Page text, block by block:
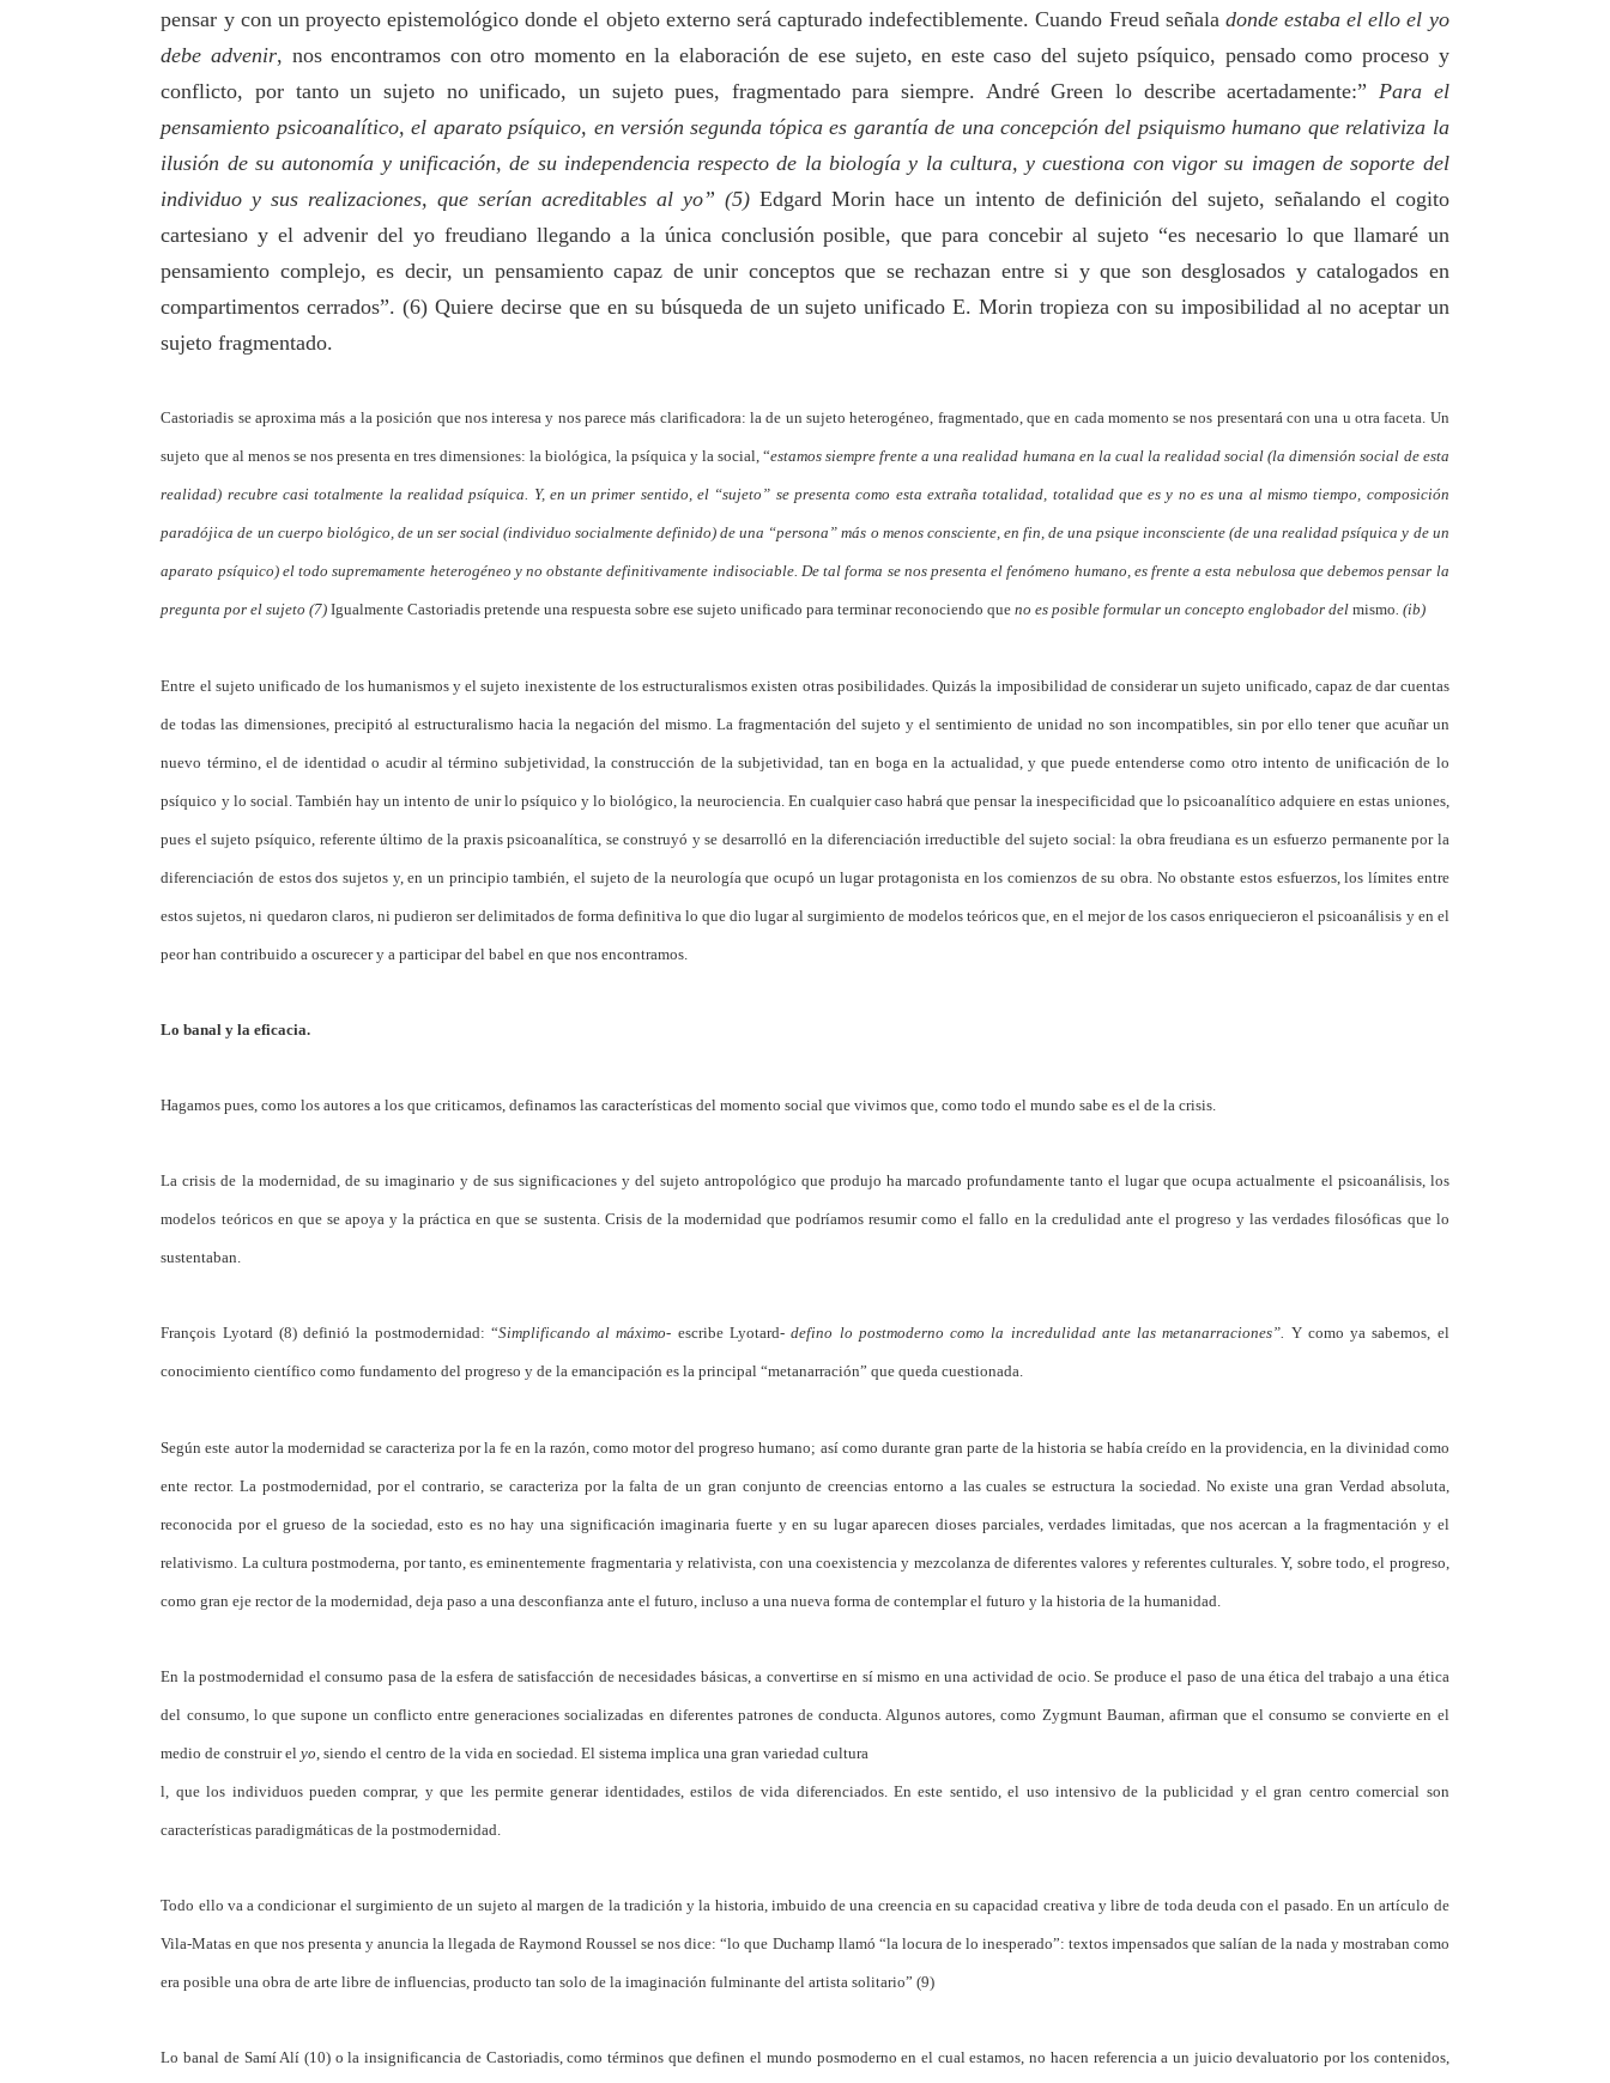
pensar y con un proyecto epistemológico donde el objeto externo será capturado indefectiblemente. Cuando Freud señala donde estaba el ello el yo
debe advenir, nos encontramos con otro momento en la elaboración de ese sujeto, en este caso del sujeto psíquico, pensado como proceso y
conflicto, por tanto un sujeto no unificado, un sujeto pues, fragmentado para siempre. André Green lo describe acertadamente:” Para el
pensamiento psicoanalítico, el aparato psíquico, en versión segunda tópica es garantía de una concepción del psiquismo humano que relativiza la
ilusión de su autonomía y unificación, de su independencia respecto de la biología y la cultura, y cuestiona con vigor su imagen de soporte del
individuo y sus realizaciones, que serían acreditables al yo” (5) Edgard Morin hace un intento de definición del sujeto, señalando el cogito
cartesiano y el advenir del yo freudiano llegando a la única conclusión posible, que para concebir al sujeto “es necesario lo que llamaré un
pensamiento complejo, es decir, un pensamiento capaz de unir conceptos que se rechazan entre si y que son desglosados y catalogados en
compartimentos cerrados”. (6) Quiere decirse que en su búsqueda de un sujeto unificado E. Morin tropieza con su imposibilidad al no aceptar un
sujeto fragmentado.
Castoriadis se aproxima más a la posición que nos interesa y nos parece más clarificadora: la de un sujeto heterogéneo, fragmentado, que en cada momento se nos presentará con una u otra faceta. Un
sujeto que al menos se nos presenta en tres dimensiones: la biológica, la psíquica y la social, “estamos siempre frente a una realidad humana en la cual la realidad social (la dimensión social de esta
realidad) recubre casi totalmente la realidad psíquica. Y, en un primer sentido, el “sujeto” se presenta como esta extraña totalidad, totalidad que es y no es una al mismo tiempo, composición
paradójica de un cuerpo biológico, de un ser social (individuo socialmente definido) de una “persona” más o menos consciente, en fin, de una psique inconsciente (de una realidad psíquica y de un
aparato psíquico) el todo supremamente heterogéneo y no obstante definitivamente indisociable. De tal forma se nos presenta el fenómeno humano, es frente a esta nebulosa que debemos pensar la
pregunta por el sujeto (7)Igualmente Castoriadis pretende una respuesta sobre ese sujeto unificado para terminar reconociendo queno es posible formular un concepto englobador delmismo. (ib)
Entre el sujeto unificado de los humanismos y el sujeto inexistente de los estructuralismos existen otras posibilidades. Quizás la imposibilidad de considerar un sujeto unificado, capaz de dar cuentas
de todas las dimensiones, precipitó al estructuralismo hacia la negación del mismo. La fragmentación del sujeto y el sentimiento de unidad no son incompatibles, sin por ello tener que acuñar un
nuevo término, el de identidad o acudir al término subjetividad, la construcción de la subjetividad, tan en boga en la actualidad, y que puede entenderse como otro intento de unificación de lo
psíquico y lo social. También hay un intento de unir lo psíquico y lo biológico, la neurociencia. En cualquier caso habrá que pensar la inespecificidad que lo psicoanalítico adquiere en estas uniones,
pues el sujeto psíquico, referente último de la praxis psicoanalítica, se construyó y se desarrolló en la diferenciación irreductible del sujeto social: la obra freudiana es un esfuerzo permanente por la
diferenciación de estos dos sujetos y, en un principio también, el sujeto de la neurología que ocupó un lugar protagonista en los comienzos de su obra. No obstante estos esfuerzos, los límites entre
estos sujetos, ni quedaron claros, ni pudieron ser delimitados de forma definitiva lo que dio lugar al surgimiento de modelos teóricos que, en el mejor de los casos enriquecieron el psicoanálisis y en el
peor han contribuido a oscurecer y a participar del babel en que nos encontramos.
Lo banal y la eficacia.
Hagamos pues, como los autores a los que criticamos, definamos las características del momento social que vivimos que, como todo el mundo sabe es el de la crisis.
La crisis de la modernidad, de su imaginario y de sus significaciones y del sujeto antropológico que produjo ha marcado profundamente tanto el lugar que ocupa actualmente el psicoanálisis, los
modelos teóricos en que se apoya y la práctica en que se sustenta. Crisis de la modernidad que podríamos resumir como el fallo en la credulidad ante el progreso y las verdades filosóficas que lo
sustentaban.
François Lyotard (8) definió la postmodernidad: “Simplificando al máximo- escribe Lyotard-defino lo postmoderno como la incredulidad ante las metanarraciones”. Y como ya sabemos, el
conocimiento científico como fundamento del progreso y de la emancipación es la principal “metanarración” que queda cuestionada.
Según este autor la modernidad se caracteriza por la fe en la razón, como motor del progreso humano; así como durante gran parte de la historia se había creído en la providencia, en la divinidad como
ente rector. La postmodernidad, por el contrario, se caracteriza por la falta de un gran conjunto de creencias entorno a las cuales se estructura la sociedad. No existe una gran Verdad absoluta,
reconocida por el grueso de la sociedad, esto es no hay una significación imaginaria fuerte y en su lugar aparecen dioses parciales, verdades limitadas, que nos acercan a la fragmentación y el
relativismo. La cultura postmoderna, por tanto, es eminentemente fragmentaria y relativista, con una coexistencia y mezcolanza de diferentes valores y referentes culturales. Y, sobre todo, el progreso,
como gran eje rector de la modernidad, deja paso a una desconfianza ante el futuro, incluso a una nueva forma de contemplar el futuro y la historia de la humanidad.
En la postmodernidad el consumo pasa de la esfera de satisfacción de necesidades básicas, a convertirse en sí mismo en una actividad de ocio. Se produce el paso de una ética del trabajo a una ética
del consumo, lo que supone un conflicto entre generaciones socializadas en diferentes patrones de conducta. Algunos autores, como Zygmunt Bauman, afirman que el consumo se convierte en el
medio de construir elyo , siendo el centro de la vida en sociedad. El sistema implica una gran variedad cultura
l, que los individuos pueden comprar, y que les permite generar identidades, estilos de vida diferenciados. En este sentido, el uso intensivo de la publicidad y el gran centro comercial son
características paradigmáticas de la postmodernidad.
Todo ello va a condicionar el surgimiento de un sujeto al margen de la tradición y la historia, imbuido de una creencia en su capacidad creativa y libre de toda deuda con el pasado. En un artículo de
Vila-Matas en que nos presenta y anuncia la llegada de Raymond Roussel se nos dice: “lo que Duchamp llamó “la locura de lo inesperado”: textos impensados que salían de la nada y mostraban como
era posible una obra de arte libre de influencias, producto tan solo de la imaginación fulminante del artista solitario” (9)
Lo banal de Samí Alí (10) o la insignificancia de Castoriadis, como términos que definen el mundo posmoderno en el cual estamos, no hacen referencia a un juicio devaluatorio por los contenidos,